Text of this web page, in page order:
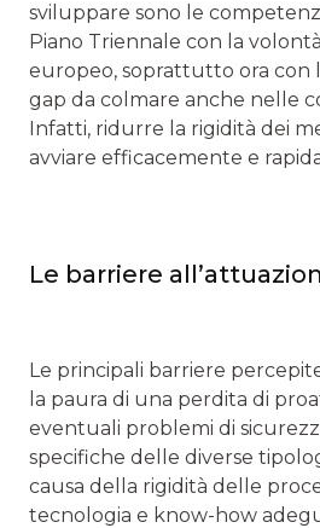
sviluppare sono le
Piano Triennale con la
europeo, soprattutto ora con
gap da colmare anche nelle
Infatti, ridurre la rigidità dei
avviare efficacemente e
Le barriere
Le principali barriere
la paura di una perdita di
eventuali problemi di
specifiche delle diverse
causa della rigidità delle
tecnologia e know-how